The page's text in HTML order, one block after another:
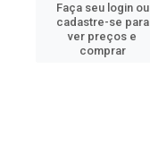
Faça seu login ou
cadastre-se para
ver preços e
comprar